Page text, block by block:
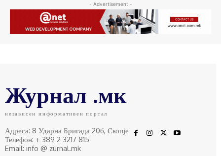
- Advertisement -
Журнал .мк
независен информативен портал
Адреса: 8 Ударна Бригада 20б, Скопје
Телефон: + 389 2 3217 815
Email: info @ zurnal.mk